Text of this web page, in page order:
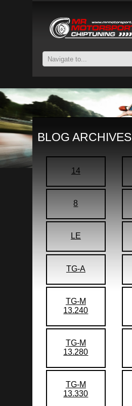
BLOG ARCHIVES
14
8
LE
TG-A
TG-M
13.240
TG-M
13.280
TG-M
13.330